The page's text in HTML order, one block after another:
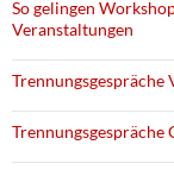
So gelingen
Veranstaltungen
Trennungsgespräche
Trennungsgespräche